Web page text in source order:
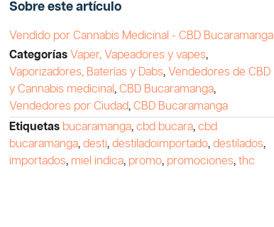
Sobre este artículo
Vendido por Cannabis Medicinal - CBD Bucaramanga
Categorías Vaper, Vapeadores y vapes,
Vaporizadores, Baterías y Dabs, Vendedores de CBD
y Cannabis medicinal,CBD Bucaramanga,
Vendedores por Ciudad,CBD Bucaramanga
Etiquetas bucaramanga,cbd bucara,cbd
bucaramanga,desti,destiladoimportado,destilados,
importados, miel indica, promo, promociones,thc